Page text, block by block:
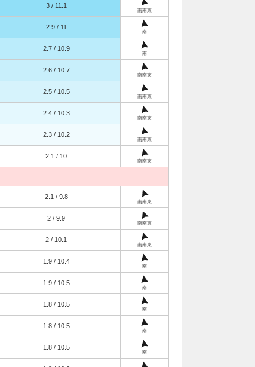
3 / 11.1
南南東
2.9 / 11
南
2.7 / 10.9
南
2.6 / 10.7
南南東
2.5 / 10.5
南南東
2.4 / 10.3
南南東
2.3 / 10.2
南南東
2.1 / 10
南南東
2.1 / 9.8
南南東
2 / 9.9
南南東
2 / 10.1
南南東
1.9 / 10.4
南
1.9 / 10.5
南
1.8 / 10.5
南
1.8 / 10.5
南
1.8 / 10.5
南